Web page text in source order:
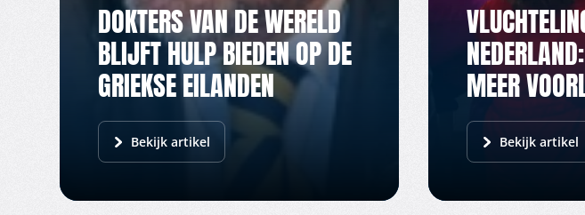
DOKTERS VAN DE WERELD
BLIJFT HULP BIEDEN OP DE
GRIEKSE EILANDEN
Bekijk artikel
MEER
Bekijk artikel